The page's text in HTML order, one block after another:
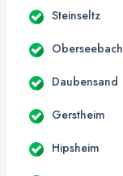
Steinseltz
Oberseebach
Daubensand
Gerstheim
Hipsheim